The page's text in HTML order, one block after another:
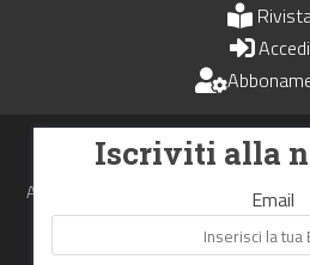
Accedi
Uomini e Trasporti è un periodico
Periodica Italiana
Autorizzazione del Tribunale di
Webdesign made in
Iscriviti alla
Email